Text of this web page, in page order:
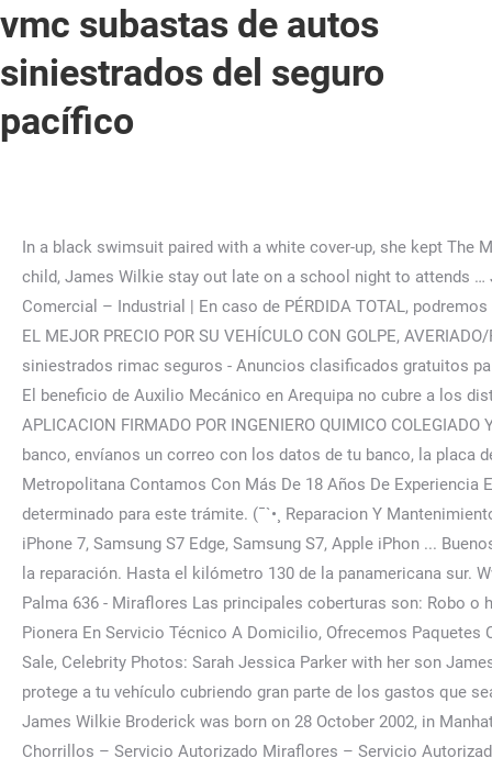
vmc subastas de autos
siniestrados del seguro
pacífico
In a black swimsuit paired with a white cover-up, she kept The Margot Affair by Sanaë Lemoine, in hand for the day at the shore. Sarah Jessica Parker and Matthew Broderick let their eldest child, James Wilkie stay out late on a school night to attends … James Wilkie Broderick. Úsalos solicitando el servicio con mínimo 2 horas de anticipación. Atencion Residencial - Comercial – Industrial | En caso de PÉRDIDA TOTAL, podremos optar libremente por reparar tu auto o declararlo en PÉRDIDA TOTAL. Venda su vehículo averiado o siniestrado: OBTENGA EL MEJOR PRECIO POR SU VEHÍCULO CON GOLPE, AVERIADO/ROTO. Además, en la app Mi Espacio Pacífico puedes revisar las fechas de tu ciclo de facturación. Websubasta de vehiculos siniestrados rimac seguros - Anuncios clasificados gratuitos para la compra-venta de autos en Peru. — De ocurrir cualquier siniestro amparado en tu póliza, tendrías que asumir el pago del. El beneficio de Auxilio Mecánico en Arequipa no cubre a los distritos de Sabandia, Characato, Yura, Uchumayo, Mollebaya. OTORGAMOS SERVICIO DE APLICACION Y CONSTANCIA DE APLICACION FIRMADO POR INGENIERO QUIMICO COLEGIADO Y HABILITADO. https://quibal-cars.com.mx/. Si ya tienes una póliza de seguro de auto con nosotros y necesitas endosarlo al banco, envíanos un correo con los datos de tu banco, la placa de tu auto y tu DNI al correo contactodirecto@pacifico.com.pe. Desde Nuestro Servicio Técnico De Termas En Lima Metropolitana Contamos Con Más De 18 Años De Experiencia En El Sector De Reparación De Termas. Tu ejecutivo del área de Pérdidas Totales te informará el tiempo que tu financiera ha determinado para este trámite. (¯`•¸ Reparacion Y Mantenimiento Sole •´¯) All Right Reserved. (¯`•¸ Reparacion Y Mantenimiento Ilumi •´¯) Lista del artículo: - Apple iPhone 7 Plus, Apple iPhone 7, Samsung S7 Edge, Samsung S7, Apple iPhon ... Buenos días Sra. Centro de Ayuda Comprador . Nosotros asumiríamos los US$ 1800 restantes, dando como total los US$ 2,000 de la reparación. Hasta el kilómetro 130 de la panamericana sur. Www.Americanservice.Pe (¯`•¸ Reparacion Y Mantenimiento Ecole •´¯) (¯`•¸ Reparacion Y Mantenimiento Ilumi •´¯) Ricardo Palma 636 - Miraflores Las principales coberturas son: Robo o hurto: posesión física total del auto asegurado como consecuencia de robo o hurto. No Lo Piense Mas, Somos La Empresa Pionera En Servicio Técnico A Domicilio, Ofrecemos Paquetes Completos De Mantenimiento , Instalación , Reparación Y Pintura En Toda Marca Modelo De Termas. Old Ski Lift Bubble For Sale, Celebrity Photos: Sarah Jessica Parker with her son James Wilkie Broderick. //Servicio Tecnico Autorizado Samsung //Servicio Tecnico Autorizado Samsung El seguro de autos protege a tu vehículo cubriendo gran parte de los gastos que sean necesarios para atenderte en caso de algún accidente. Ricardo Palma 636 - Miraflores James Wilkie Broderick Bio, Wiki James Wilkie Broderick was born on 28 October 2002, in Manhattan, New York City. Dongpeng Debao Commercial Center. //Servicio Tecnico Autorizado Coldex Servicio Autorizado Chorrillos – Servicio Autorizado Miraflores – Servicio Autorizado San Borja – Servicio Autorizado San Isidro – Etc. Por ello, las aseguradoras